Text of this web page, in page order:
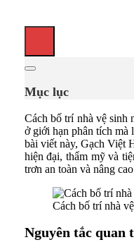
Mục lục
Cách bố trí nhà vệ sinh
ở giới hạn phân tích mà
bài viết này, Gạch Việt
hiện đại, thẩm mỹ và
trơn an toàn và nâng
Cách bố trí nhà
Nguyên tắc quan